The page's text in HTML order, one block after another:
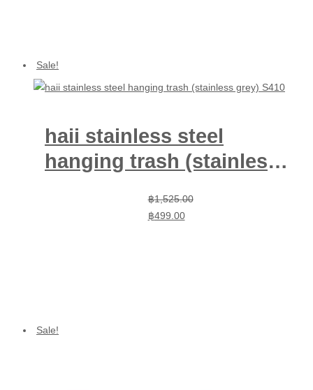
Sale!
haii stainless steel
hanging trash (stainless
฿1,525.00
Original
price
฿499.00
Current
price
Sale!